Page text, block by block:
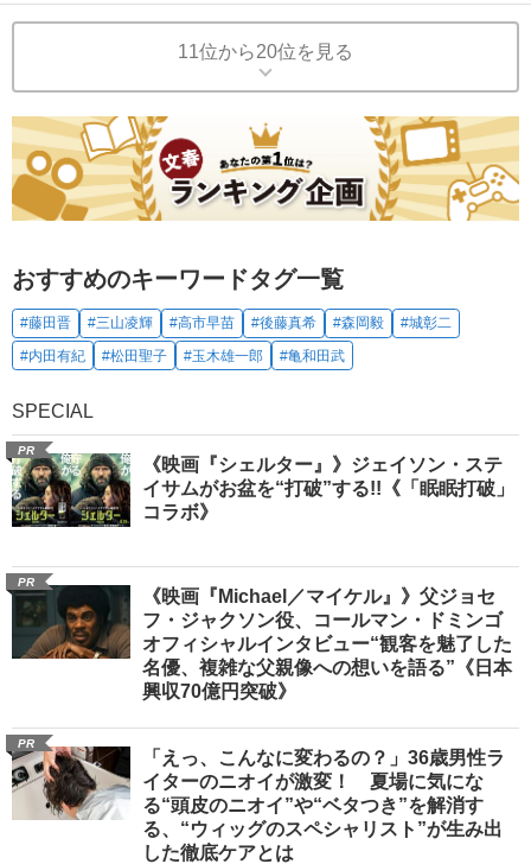
11位から20位を見る
おすすめのキーワードタグ一覧
#藤田晋 #三山凌輝 #高市早苗 #後藤真希 #森岡毅
#城彰二
#内田有紀
#松田聖子 #玉木雄一郎 #亀和田武
SPECIAL
PR
《映画『シェルター』》ジェイソン・ステ
イサムがお盆を“打破”する!!《「眠眠打破」
コラボ》
PR
《映画『Michael／マイケル』》父ジョセ
フ・ジャクソン役、コールマン・ドミンゴ
オフィシャルインタビュー“観客を魅了した
名優、複雑な父親像への想いを語る”《日本
興収70億円突破》
PR
「えっ、こんなに変わるの？」36歳男性ラ
イターのニオイが激変！ 夏場に気にな
る“頭皮のニオイ”や“ベタつき”を解消す
る、“ウィッグのスペシャリスト”が生み出
した徹底ケアとは